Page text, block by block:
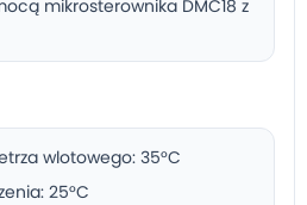
mikrosterownika DMC18 z
wlotowego: 35°C
25°C